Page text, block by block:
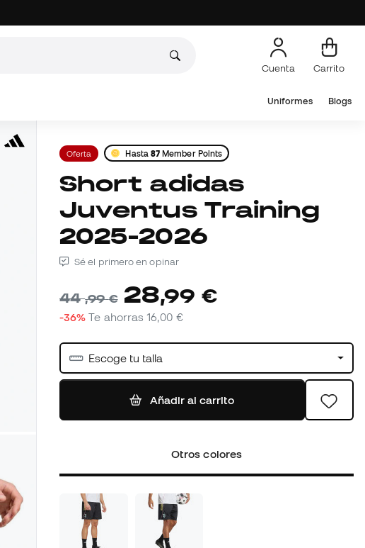
Cuenta Carrito
Uniformes Blogs
Oferta Hasta 87 Member Points
Short adidas
Juventus Training
2025-2026
Sé el primero en opinar
44,99 € 28,99 €
-36% Te ahorras16,00 €
Escoge tu talla
Añadir al carrito
Otros colores